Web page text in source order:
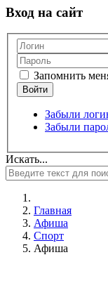
Вход на сайт
Запомнить
Забыли
Забыли
Искать...
Главная
Афиша
Спорт
Афиша